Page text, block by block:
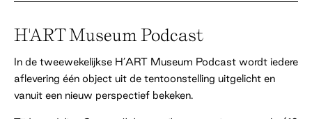
Vervolgens verkennen we een andere en meer duistere
zijn carrière als legergeneraal en wat we nu kennen als de
‘oorlogsmisdaden’ die hij vermoedelijk heeft begaan. We
bekijken of de troepen van Caesar mogelijk op Nederlandse
bodem hebben gevochten. Dat is relevant voor deze
H'ART Museum Podcast
In de tweewekelijkse H’ART Museum Podcast wordt iedere
aflevering één object uit de tentoonstelling uitgelicht en
vanuit een nieuw perspectief bekeken.